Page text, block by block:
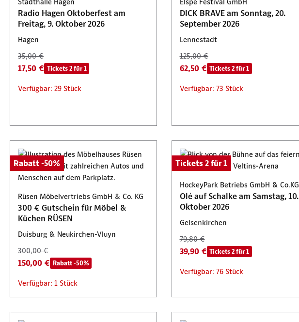
Radio Hagen Oktoberfest am
Freitag, 9. Oktober 2026
Hagen
35,00 €
17,50 € Tickets 2 für 1
Verfügbar: 29 Stück
DICK BRAVE am Sonntag, 20.
September 2026
Lennestadt
125,00 €
62,50 € Tickets 2 für 1
Verfügbar: 73 Stück
Rabatt -50%
Rüsen Möbelvertriebs GmbH & Co. KG
300 € Gutschein für Möbel &
Küchen RÜSEN
Duisburg & Neukirchen-Vluyn
300,00 €
150,00 € Rabatt -50%
Verfügbar: 1 Stück
Tickets 2 für 1
HockeyPark Betriebs GmbH & Co.KG
Olé auf Schalke am Samstag, 10.
Oktober 2026
Gelsenkirchen
79,80 €
39,90 € Tickets 2 für 1
Verfügbar: 76 Stück